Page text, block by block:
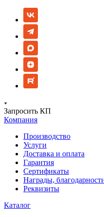
Запросить КП
Компания
Производство
Услуги
Доставка и оплата
Гарантия
Сертификаты
Награды,
Реквизиты
Каталог